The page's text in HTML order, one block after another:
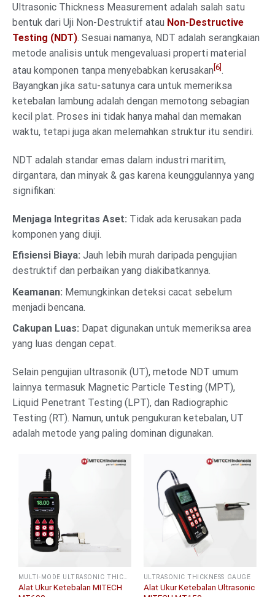
Ultrasonic Thickness Measurement adalah salah satu
bentuk dari Uji Non-Destruktif atau Non-Destructive
Testing (NDT). Sesuai namanya, NDT adalah serangkaian
metode analisis untuk mengevaluasi properti material
atau komponen tanpa menyebabkan kerusakan [6].
Bayangkan jika satu-satunya cara untuk memeriksa
ketebalan lambung adalah dengan memotong sebagian
kecil plat. Proses ini tidak hanya mahal dan memakan
waktu, tetapi juga akan melemahkan struktur itu sendiri.
NDT adalah standar emas dalam industri maritim,
dirgantara, dan minyak & gas karena keunggulannya yang
signifikan:
Menjaga Integritas Aset: Tidak ada kerusakan pada
komponen yang diuji.
Efisiensi Biaya: Jauh lebih murah daripada pengujian
destruktif dan perbaikan yang diakibatkannya.
Keamanan: Memungkinkan deteksi cacat sebelum
menjadi bencana.
Cakupan Luas: Dapat digunakan untuk memeriksa area
yang luas dengan cepat.
Selain pengujian ultrasonik (UT), metode NDT umum
lainnya termasuk Magnetic Particle Testing (MPT),
Liquid Penetrant Testing (LPT), dan Radiographic
Testing (RT). Namun, untuk pengukuran ketebalan, UT
adalah metode yang paling dominan digunakan.
Alat Ukur Ketebalan MITECH
ULTRASONIC THICKNESS GAUGE
Alat Ukur Ketebalan Ultrasonic